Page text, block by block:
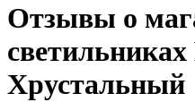
Отзывы о
светильниках
Хрустальный